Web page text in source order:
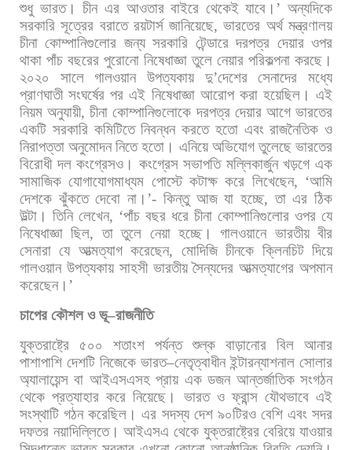
শুধু ভারত। চীন এর আওতার বাইরে থেকেই যাবে। ’ অন্যদিকে
সরকারি সূত্রের বরাতে রয়টার্স জানিয়েছে,ভারতের অর্থ মন্ত্রণালয়
চীনা কোম্পানিগুলোর জন্য সরকারি টেন্ডারে দরপত্র দেয়ার ওপর
থাকা পাঁচ বছরের পুরোনো নিষেধাজ্ঞা তুলে নেয়ার পরিকল্পনা করছে।
২০২০
সালে গালওয়ান উপত্যকায় দু’দেশের সেনাদের
মধ্যে
প্রাণঘাতী সংঘর্ষের পর এই নিষেধাজ্ঞা আরোপ করা হয়েছিল। এই
নিয়ম অনুযায়ী,চীনা কোম্পানিগুলোকে দরপত্র দেয়ার আগে ভারতের
একটি সরকারি কমিটিতে নিবন্ধন করতে হতো এবং রাজনৈতিক ও
নিরাপত্তা অনুমোদন নিতে হতো। এনিয়ে অভিযোগ তুলেছে ভারতের
বিরোধী দল কংগ্রেসও। কংগ্রেস সভাপতি মল্লিকার্জুন খড়গে এক
সামাজিক যোগাযোগমাধ্যম পোস্টে কটাক্ষ করে লিখেছেন, ‘আমি
দেশকে ঝুঁকতে দেবো না। ’- কিন্তু আজ যা হচ্ছে,তা এর ঠিক
উল্টা। তিনি লেখেন, ‘পাঁচ বছর ধরে চীনা কোম্পানিগুলোর ওপর যে
নিষেধাজ্ঞা ছিল,তা তুলে নেয়া হচ্ছে। গালওয়ানে ভারতীয় বীর
সেনারা যে আত্মত্যাগ করেছেন, মোদিজি চীনকে ক্লিনচিট দিয়ে
গালওয়ান উপত্যকায় সাহসী ভারতীয় সৈন্যদের আত্মত্যাগের অপমান
করেছেন। ’
চাপের কৌশল ও ভূ–রাজনীতি
যুক্তরাষ্ট্রে
৫০০ শতাংশ পর্যন্ত শুল্ক বাড়ানোর বিল
আনার
পাশাপাশি দেশটি নিজেকে ভারত–নেতৃত্বাধীন ইন্টারন্যাশনাল সোলার
অ্যালায়েন্স বা আইএসএসহ প্রায় এক ডজন আন্তর্জাতিক সংগঠন
থেকে প্রত্যাহার করে নিয়েছে। ভারত ও ফ্রান্স যৌথভাবে এই
সংস্থাটি গঠন করেছিল। এর সদস্য দেশ ৯০টিরও বেশি এবং সদর
দফতর নয়াদিল্লিতে। আইএসএ থেকে যুক্তরাষ্ট্রের বেরিয়ে যাওয়ার